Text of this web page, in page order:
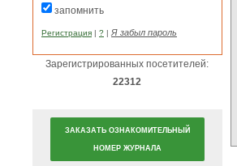
запомнить
Регистрация | ? | Я забыл пароль
Зарегистрированных посетителей:
22312
ЗАКАЗАТЬ ОЗНАКОМИТЕЛЬНЫЙ
НОМЕР ЖУРНАЛА